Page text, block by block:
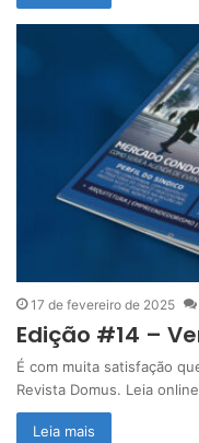
17 de fevereiro de 2025
Edição #14 –
É com muita satisfação
Revista Domus. Leia
Leia mais